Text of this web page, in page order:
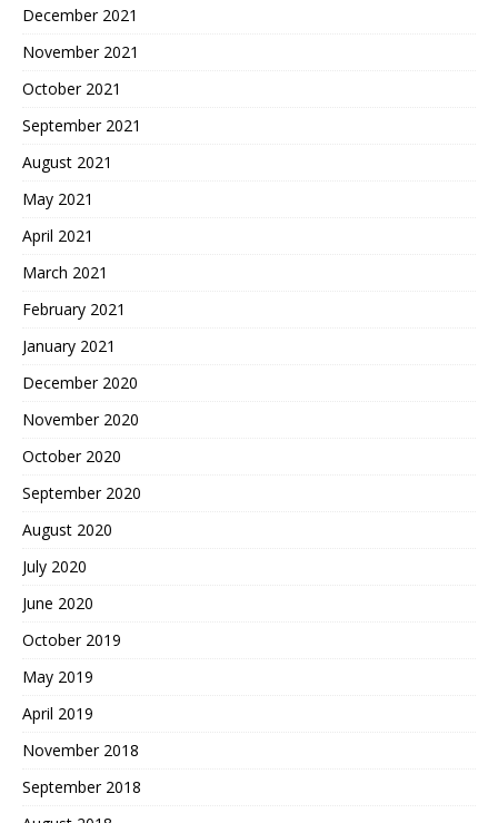
December 2021
November 2021
October 2021
September 2021
August 2021
May 2021
April 2021
March 2021
February 2021
January 2021
December 2020
November 2020
October 2020
September 2020
August 2020
July 2020
June 2020
October 2019
May 2019
April 2019
November 2018
September 2018